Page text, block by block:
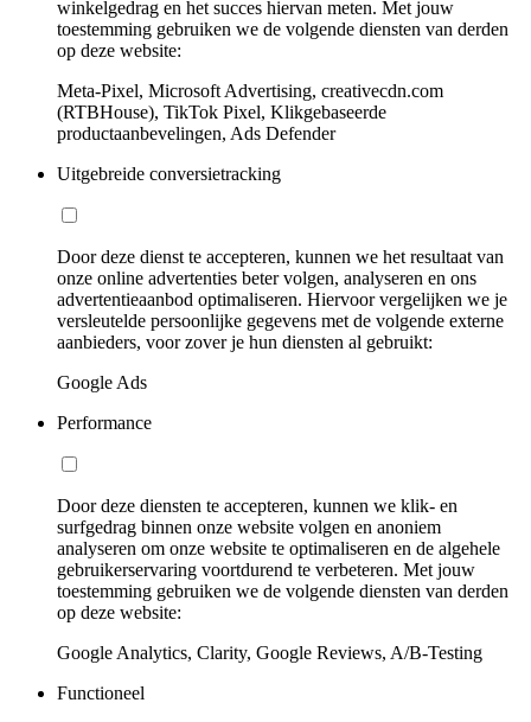
winkelgedrag en het succes hiervan meten. Met jouw
toestemming gebruiken we de volgende diensten van derden
op deze website:
Meta-Pixel, Microsoft Advertising, creativecdn.com
(RTBHouse), TikTok Pixel, Klikgebaseerde
productaanbevelingen, Ads Defender
Uitgebreide conversietracking
Door deze dienst te accepteren, kunnen we het resultaat van
onze online advertenties beter volgen, analyseren en ons
advertentieaanbod optimaliseren. Hiervoor vergelijken we je
versleutelde persoonlijke gegevens met de volgende externe
aanbieders, voor zover je hun diensten al gebruikt:
Google Ads
Performance
Door deze diensten te accepteren, kunnen we klik- en
surfgedrag binnen onze website volgen en anoniem
analyseren om onze website te optimaliseren en de algehele
gebruikerservaring voortdurend te verbeteren. Met jouw
toestemming gebruiken we de volgende diensten van derden
op deze website:
Google Analytics, Clarity, Google Reviews, A/B-Testing
Functioneel